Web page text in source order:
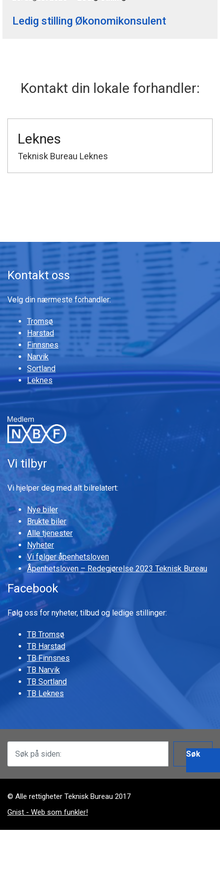
Ledig stilling Økonomikonsulent
Kontakt din lokale forhandler:
Leknes
Teknisk Bureau Leknes
Kontakt oss
Velg din nærmeste forhandler:
Tromsø
Harstad
Finnsnes
Narvik
Sortland
Leknes
Vi tilbyr
Vi hjelper deg med alt bilrelatert:
Nye biler
Brukte biler
Alle tjenester
Nyheter
Vi følger åpenhetsloven
Åpenhetsloven – Redegjørelse 2023 Teknisk Bureau
Facebook
Følg oss for nyheter, tilbud og ledige stillinger:
TB Tromsø
TB Harstad
TB Finnsnes
TB Narvik
TB Sortland
TB Leknes
Søk
© Alle rettigheter Teknisk Bureau 2017
Gnist - Web som funkler!